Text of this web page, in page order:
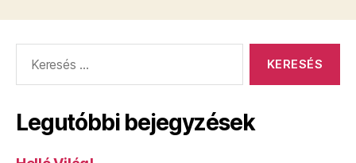
Legutóbbi bejegyzések